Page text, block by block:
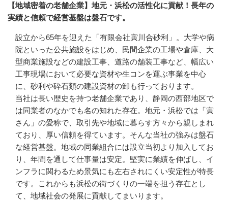
【地域密着の老舗企業】地元・浜松の活性化に貢献！長年の
実績と信頼で経営基盤は盤石です。
設立から65年を迎えた「有限会社寅川合砂利」。大学や病
院といった公共施設をはじめ、民間企業の工場や倉庫、大
型商業施設などの建設工事、道路の舗装工事など、幅広い
工事現場において必要な資材や生コンを運ぶ事業を中心
に、砂利や砕石類の建設資材の卸も行っております。
当社は長い歴史を持つ老舗企業であり、静岡の西部地区で
は同業者のなかでも名の知れた存在。地元・浜松では「寅
さん」の愛称で、取引先や地域に暮らす方々から親しまれ
ており、厚い信頼を得ています。そんな当社の強みは盤石
な経営基盤。地域の同業組合には設立当初より加入してお
り、年間を通して仕事量は安定。堅実に業績を伸ばし、イ
ンフラに関わるため景気にも左右されにくい安定性が特長
です。これからも浜松の街づくりの一端を担う存在とし
て、地域社会の発展に貢献してまいります。